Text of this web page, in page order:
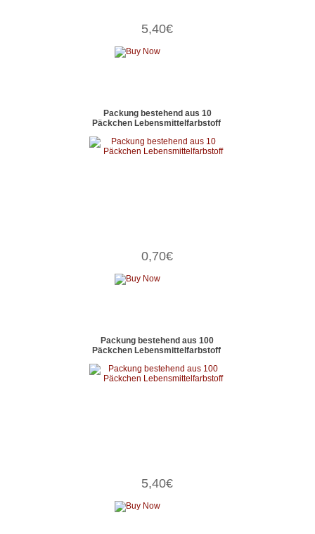
5,40€
Packung bestehend aus 10
Päckchen Lebensmittelfarbstoff
0,70€
Packung bestehend aus 100
Päckchen Lebensmittelfarbstoff
5,40€